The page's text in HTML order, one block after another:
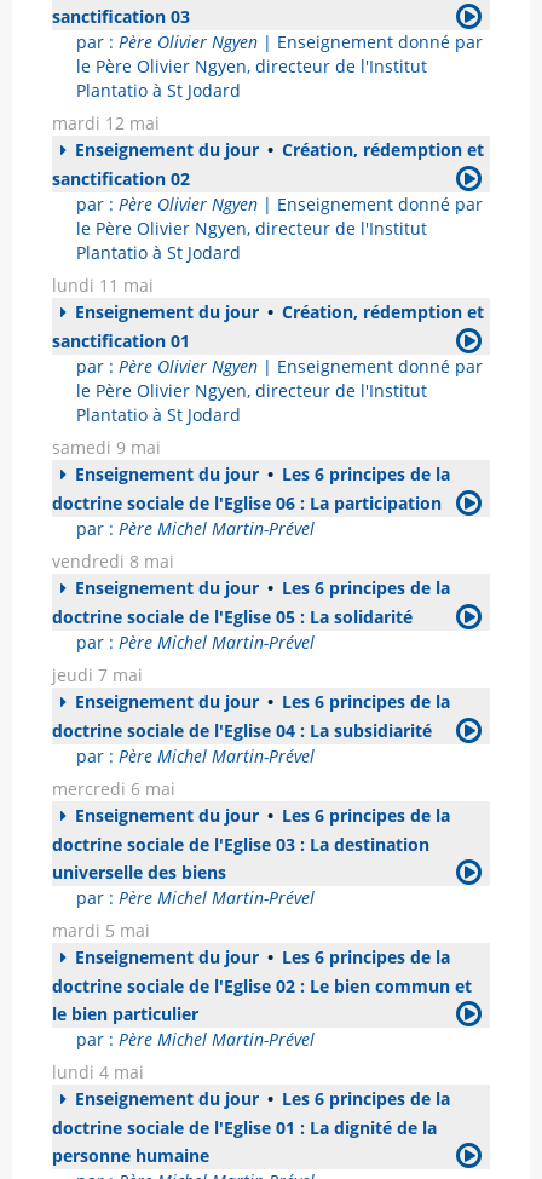
sanctification 03
par : Père Olivier Ngyen | Enseignement donné par
le Père Olivier Ngyen, directeur de l'Institut
Plantatio à St Jodard
mardi 12 mai
Enseignement du jour • Création, rédemption et
sanctification 02
par : Père Olivier Ngyen | Enseignement donné par
le Père Olivier Ngyen, directeur de l'Institut
Plantatio à St Jodard
lundi 11 mai
Enseignement du jour • Création, rédemption et
sanctification 01
par : Père Olivier Ngyen | Enseignement donné par
le Père Olivier Ngyen, directeur de l'Institut
Plantatio à St Jodard
samedi 9 mai
Enseignement du jour • Les 6 principes de la
doctrine sociale de l'Eglise 06 : La participation
par : Père Michel Martin-Prével
vendredi 8 mai
Enseignement du jour • Les 6 principes de la
doctrine sociale de l'Eglise 05 : La solidarité
par : Père Michel Martin-Prével
jeudi 7 mai
Enseignement du jour • Les 6 principes de la
doctrine sociale de l'Eglise 04 : La subsidiarité
par : Père Michel Martin-Prével
mercredi 6 mai
Enseignement du jour • Les 6 principes de la
doctrine sociale de l'Eglise 03 : La destination
universelle des biens
par : Père Michel Martin-Prével
mardi 5 mai
Enseignement du jour • Les 6 principes de la
doctrine sociale de l'Eglise 02 : Le bien commun et
le bien particulier
par : Père Michel Martin-Prével
lundi 4 mai
Enseignement du jour • Les 6 principes de la
doctrine sociale de l'Eglise 01 : La dignité de la
personne humaine